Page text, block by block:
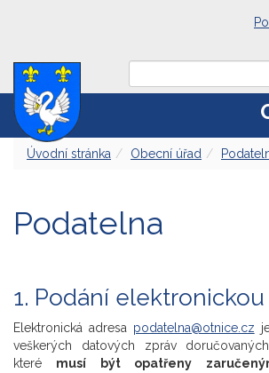
Úvodní stránka Obecní úřad
Podatelna
1. Podání
Elektronická adresa podatelna@otnice.cz
veškerých datových zpráv
které musí být opatřeny